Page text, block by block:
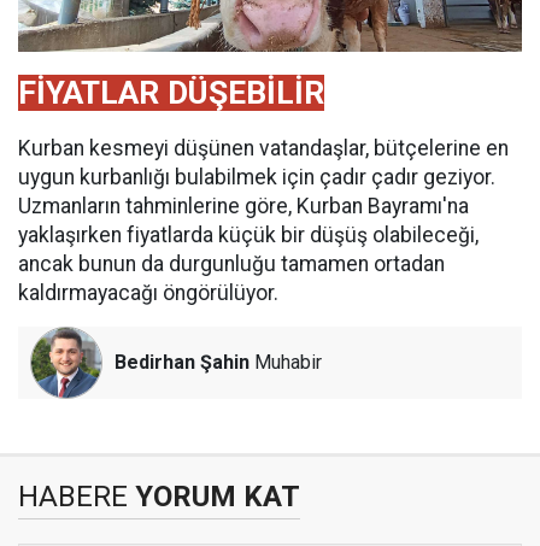
FİYATLAR DÜŞEBİLİR
Kurban kesmeyi düşünen vatandaşlar, bütçelerine en
uygun kurbanlığı bulabilmek için çadır çadır geziyor.
Uzmanların tahminlerine göre, Kurban Bayramı'na
yaklaşırken fiyatlarda küçük bir düşüş olabileceği,
ancak bunun da durgunluğu tamamen ortadan
kaldırmayacağı öngörülüyor.
Bedirhan Şahin Muhabir
HABERE YORUM KAT